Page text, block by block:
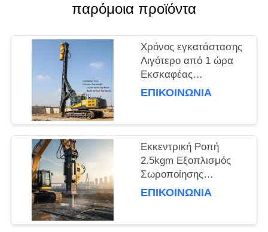
ΑΠΌΣΠΑΣΜΑ
SITEMAP
PRIVACY
POLICY
παρόμοια προϊόντα
Χρόνος εγκατάστασης
Λιγότερο από 1 ώρα
Εκσκαφέας
Εγκατεστημένος
172 Kn
Κατασκευασμένος για
διείσδυση στο έδαφος
ΕΠΙΚΟΙΝΩΝΙΑ
Εκκεντρική Ροπή
2.5kgm Εξοπλισμός
Σωροποίησης
Εκσκαφέα για
ΕΠΙΚΟΙΝΩΝΙΑ